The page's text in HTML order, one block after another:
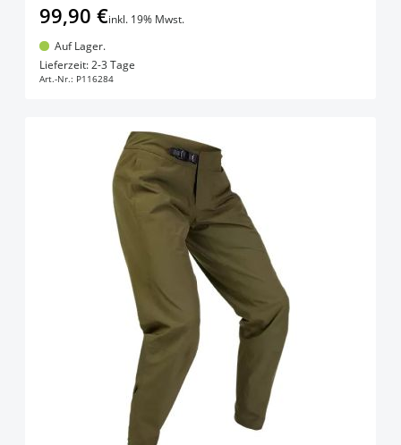
99,90 €inkl. 19% Mwst.
Auf Lager.
Lieferzeit: 2-3 Tage
Art.-Nr.: P116284